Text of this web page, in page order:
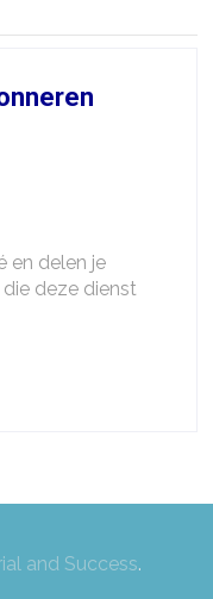
en delen je
deze dienst
and Success.